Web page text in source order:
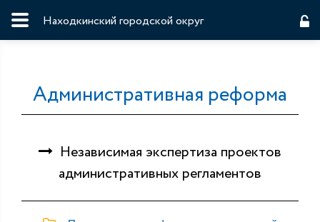
Находкинский городской округ
Административная реформа
Независимая экспертиза проектов
административных регламентов